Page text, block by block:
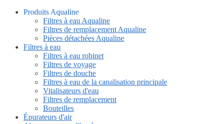
Produits Aqualine
Filtres à eau Aqualine
Filtres de remplacement Aqualine
Pièces détachées Aqualine
Filtres à eau
Filtres à eau robinet
Filtres de voyage
Filtres de douche
Filtres à eau de la canalisation principale
Vitalisateurs d'eau
Filtres de remplacement
Bouteilles
Épurateurs d'air